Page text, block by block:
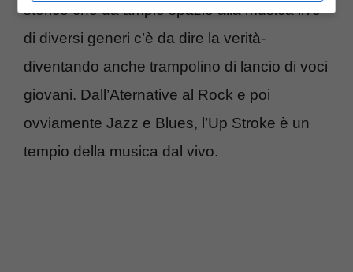
storico che dà ampio spazio alla musica live -
di diversi generi c’è da dire la verità-
diventando anche trampolino di lancio di voci
giovani. Dall’Aternative al Rock e poi
ovviamente Jazz e Blues, l’Up Stroke è un
tempio della musica dal vivo.